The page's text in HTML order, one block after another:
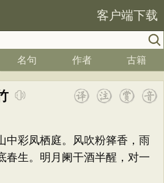
客户端下载
名句 作者 古籍
中彩凤栖庭。风吹粉箨香，雨
春生。明月阑干酒半醒，对一